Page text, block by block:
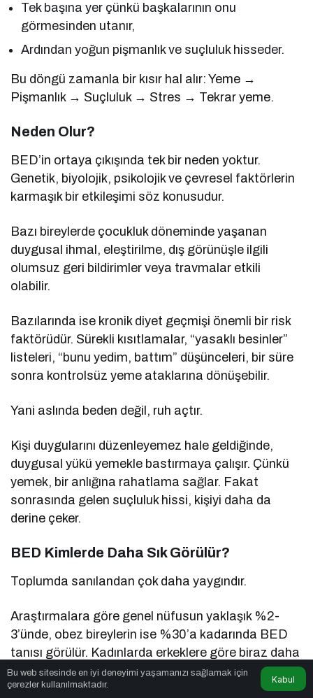
Tek başına yer çünkü başkalarının onu
görmesinden utanır,
Ardından yoğun pişmanlık ve suçluluk hisseder.
Bu döngü zamanla bir kısır hal alır: Yeme →
Pişmanlık → Suçluluk → Stres → Tekrar yeme.
Neden Olur?
BED’in ortaya çıkışında tek bir neden yoktur.
Genetik, biyolojik, psikolojik ve çevresel faktörlerin
karmaşık bir etkileşimi söz konusudur.
Bazı bireylerde çocukluk döneminde yaşanan
duygusal ihmal, eleştirilme, dış görünüşle ilgili
olumsuz geri bildirimler veya travmalar etkili
olabilir.
Bazılarında ise kronik diyet geçmişi önemli bir risk
faktörüdür. Sürekli kısıtlamalar, “yasaklı besinler”
listeleri, “bunu yedim, battım” düşünceleri, bir süre
sonra kontrolsüz yeme ataklarına dönüşebilir.
Yani aslında beden değil, ruh açtır.
Kişi duygularını düzenleyemez hale geldiğinde,
duygusal yükü yemekle bastırmaya çalışır. Çünkü
yemek, bir anlığına rahatlama sağlar. Fakat
sonrasında gelen suçluluk hissi, kişiyi daha da
derine çeker.
BED Kimlerde Daha Sık Görülür?
Toplumda sanılandan çok daha yaygındır.
Araştırmalara göre genel nüfusun yaklaşık %2-
3’ünde, obez bireylerin ise %30’a kadarında BED
tanısı görülür. Kadınlarda erkeklere göre biraz daha
sık olmakla birlikte, erkeklerde de ciddi oranda
rastlanmaktadır.
Bu web sitesinde en iyi deneyimi yaşamanızı sağlamak için
çerezler kullanılmaktadır.
Kabul